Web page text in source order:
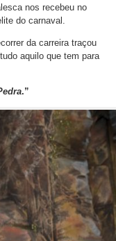
nos recebeu no
do carnaval.
da carreira traçou
aquilo que tem para
.”